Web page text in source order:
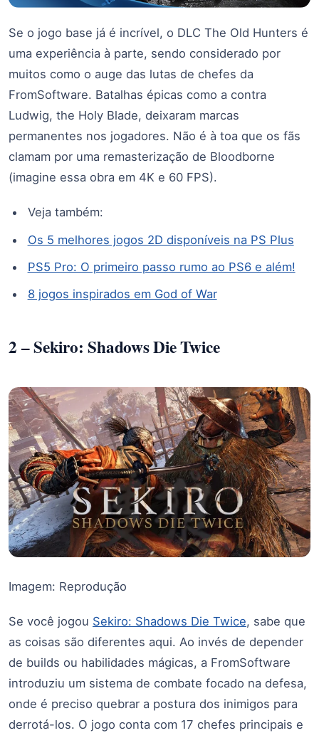
Se o jogo base já é incrível, o DLC The Old Hunters é
uma experiência à parte, sendo considerado por
muitos como o auge das lutas de chefes da
FromSoftware. Batalhas épicas como a contra
Ludwig, the Holy Blade, deixaram marcas
permanentes nos jogadores. Não é à toa que os fãs
clamam por uma remasterização de Bloodborne
(imagine essa obra em 4K e 60 FPS).
Veja também:
Os 5 melhores jogos 2D disponíveis na PS Plus
PS5 Pro: O primeiro passo rumo ao PS6 e além!
8 jogos inspirados em God of War
2 – Sekiro: Shadows Die Twice
Imagem: Reprodução
Se você jogou Sekiro: Shadows Die Twice, sabe que
as coisas são diferentes aqui. Ao invés de depender
de builds ou habilidades mágicas, a FromSoftware
introduziu um sistema de combate focado na defesa,
onde é preciso quebrar a postura dos inimigos para
derrotá-los. O jogo conta com 17 chefes principais e